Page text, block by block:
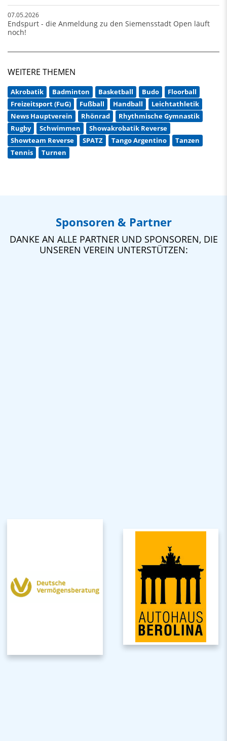
07.05.2026
Endspurt - die Anmeldung zu den Siemensstadt Open läuft
noch!
WEITERE THEMEN
Akrobatik Badminton Basketball Budo
Floorball
Freizeitsport (FuG)
Fußball Handball
Leichtathletik
News Hauptverein
Rhönrad
Rhythmische Gymnastik
Rugby
Schwimmen
Showakrobatik Reverse
Showteam Reverse
SPATZ Tango Argentino
Tanzen
Tennis
Turnen
Sponsoren & Partner
DANKE AN ALLE PARTNER UND SPONSOREN, DIE
UNSEREN VEREIN UNTERSTÜTZEN: